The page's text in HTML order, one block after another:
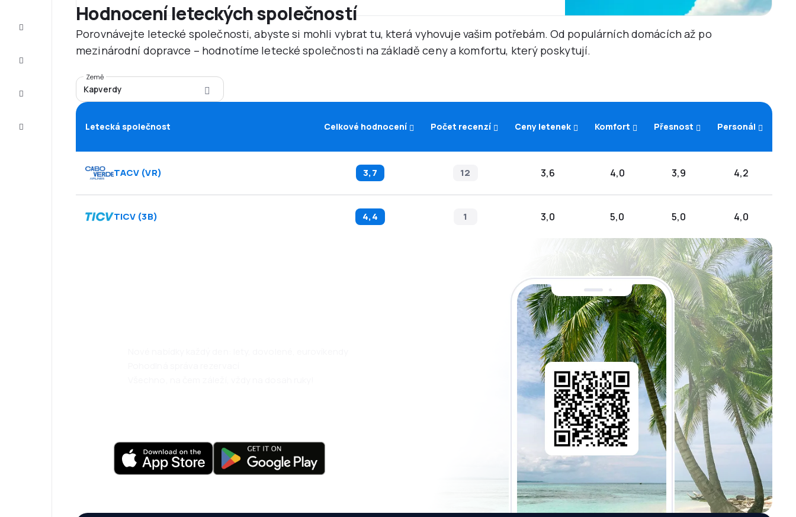
Hodnocení leteckých společností
Porovnávejte letecké společnosti, abyste si mohli vybrat tu, která vyhovuje vašim potřebám. Od populárních domácích až po
mezinárodní dopravce – hodnotíme letecké společnosti na základě ceny a komfortu, který poskytují.
Země
Kapverdy
Letecká společnost Celkové hodnocení Počet recenzí Ceny letenek Komfort Přesnost Personál
TACV (VR) 3,7 12 3,6 4,0 3,9 4,2
TICV (3B) 4,4 1 3,0 5,0 5,0 4,0